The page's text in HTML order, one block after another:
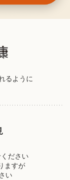
るように
ださい
ますが
い